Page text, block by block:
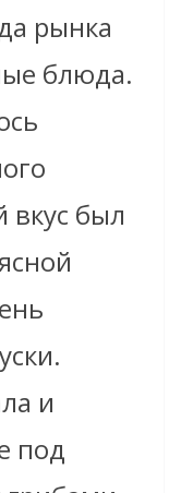
рынка
блюда.
вкус был
и
под